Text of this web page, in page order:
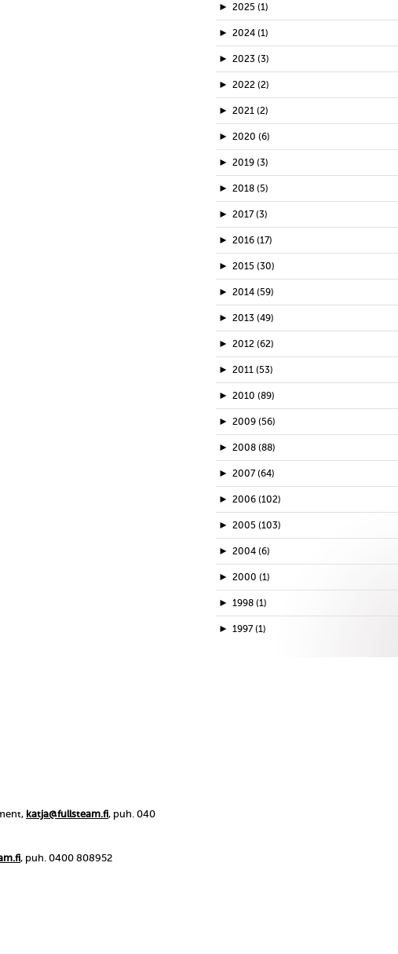
katja@fullsteam.fi, puh. 040
, puh. 0400 808952
► 2025 (1)
► 2024 (1)
► 2023 (3)
► 2022 (2)
► 2021 (2)
► 2020 (6)
► 2019 (3)
► 2018 (5)
► 2017 (3)
► 2016 (17)
► 2015 (30)
► 2014 (59)
► 2013 (49)
► 2012 (62)
► 2011 (53)
► 2010 (89)
► 2009 (56)
► 2008 (88)
► 2007 (64)
► 2006 (102)
► 2005 (103)
► 2004 (6)
► 2000 (1)
► 1998 (1)
► 1997 (1)